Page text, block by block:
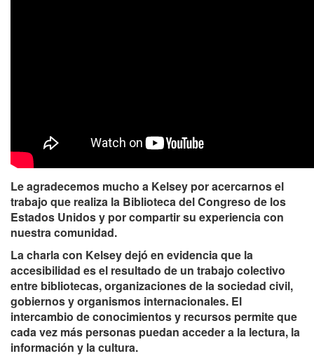
Le agradecemos mucho a Kelsey por acercarnos el
trabajo que realiza la Biblioteca del Congreso de los
Estados Unidos y por compartir su experiencia con
nuestra comunidad.
La charla con Kelsey dejó en evidencia que la
accesibilidad es el resultado de un trabajo colectivo
entre bibliotecas, organizaciones de la sociedad civil,
gobiernos y organismos internacionales. El
intercambio de conocimientos y recursos permite que
cada vez más personas puedan acceder a la lectura, la
información y la cultura.